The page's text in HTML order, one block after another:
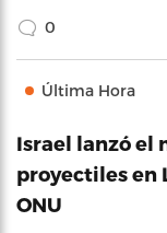
0
Última Hora
Israel lanzó el
proyectiles en
ONU